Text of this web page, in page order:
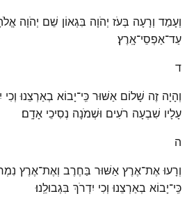
וְעָמַד וְרָעָה בְּעֹז יְהֹוָה בִּגְאוֹן שֵׁם יְהֹוָה
עַד־אַפְסֵי־אָֽרֶץ׃
ד
וְהָיָה זֶה שָׁלוֹם אַשּׁוּר כִּֽי־יָבוֹא בְאַרְצֵנוּ וְכִי
עָלָיו שִׁבְעָה רֹעִים וּשְׁמֹנָה נְסִיכֵי אָדָֽם׃
ה
וְרָעוּ אֶת־אֶרֶץ אַשּׁוּר בַּחֶרֶב וְאֶת־אֶרֶץ
כִּֽי־יָבוֹא בְאַרְצֵנוּ וְכִי יִדְרֹךְ בִּגְבוּלֵֽנוּ׃